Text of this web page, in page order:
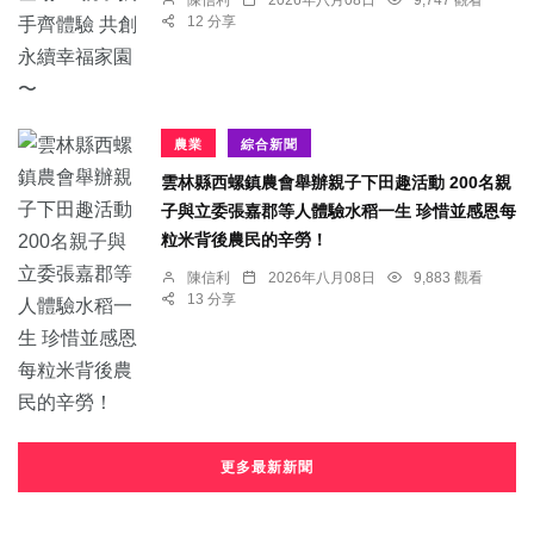
12 分享
農業 綜合新聞
雲林縣西螺鎮農會舉辦親子下田趣活動 200名親
子與立委張嘉郡等人體驗水稻一生 珍惜並感恩每
粒米背後農民的辛勞！
陳信利 2026年八月08日
9,883 觀看
13 分享
更多最新新聞